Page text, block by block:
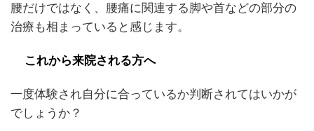
腰だけではなく、腰痛に関連する脚や首などの部分の
治療も相まっていると感じます。
これから来院される方へ
一度体験され自分に合っているか判断されてはいかが
でしょうか？